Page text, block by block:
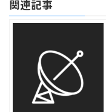
関連記事